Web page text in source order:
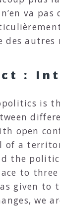
va
des autres
:
is
open
of a
the
to
given to
we